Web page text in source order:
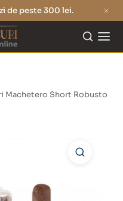
de peste 300 lei.
Machetero Short Robusto